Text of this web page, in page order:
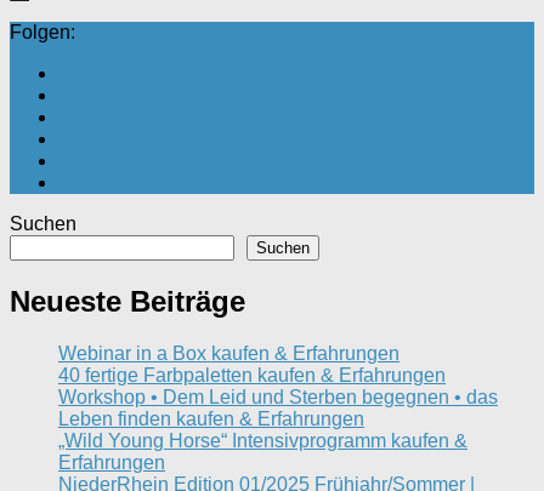
Folgen:
Suchen
Suchen
Neueste Beiträge
Webinar in a Box kaufen & Erfahrungen
40 fertige Farbpaletten kaufen & Erfahrungen
Workshop • Dem Leid und Sterben begegnen • das
Leben finden kaufen & Erfahrungen
„Wild Young Horse“ Intensivprogramm kaufen &
Erfahrungen
NiederRhein Edition 01/2025 Frühjahr/Sommer |